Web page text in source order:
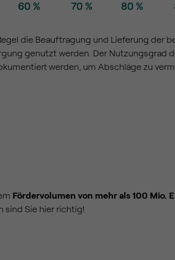
die Beauftragung und Lieferung der
genutzt werden. Der Nutzungsgrad
werden, um Abschläge zu
Fördervolumen von mehr als 100 Mio.
sind Sie hier richtig!